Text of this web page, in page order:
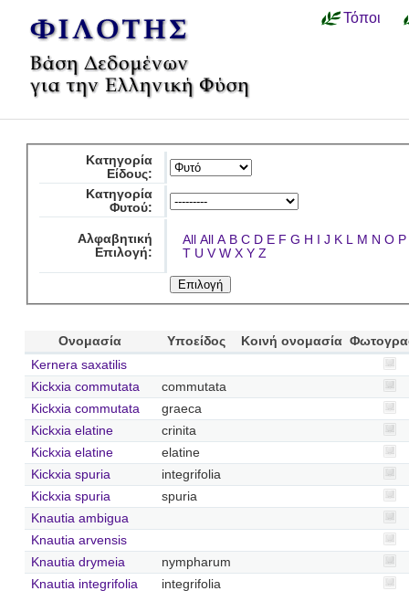
Τόποι
Κατηγορία
Είδους:
Κατηγορία
Φυτού:
Αλφαβητική
Επιλογή:
All All A B C D E F G H I J K L M N O P
T U V W X Y Z
Ονομασία Υποείδος Κοινή ονομασία
Kernera saxatilis
Kickxia commutata
commutata
Kickxia commutata
graeca
Kickxia elatine
crinita
Kickxia elatine
elatine
Kickxia spuria
integrifolia
Kickxia spuria
spuria
Knautia ambigua
Knautia arvensis
Knautia drymeia
nympharum
Knautia integrifolia
integrifolia